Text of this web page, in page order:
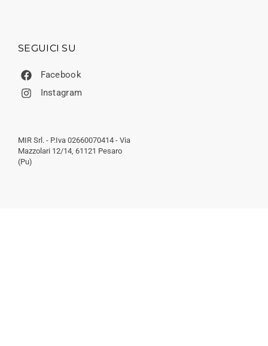
SEGUICI SU
Facebook
Instagram
MIR Srl. - P.Iva 02660070414 - Via
Mazzolari 12/14, 61121 Pesaro
(Pu)